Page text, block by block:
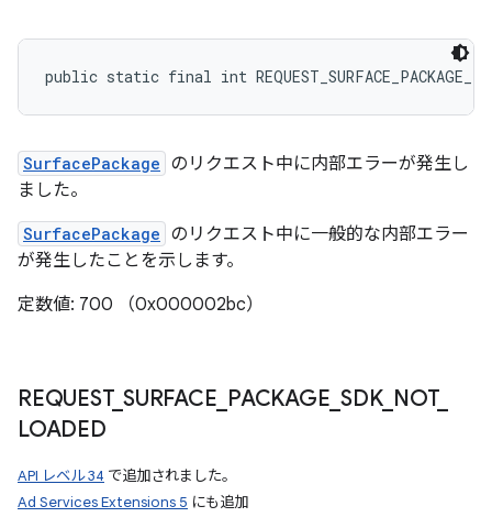
public static final int
SurfacePackage のリクエスト中に内部エラーが発生し
ました。
SurfacePackage のリクエスト中に一般的な内部エラー
が発生したことを示します。
定数値: 700 （0x000002bc）
REQUEST_ SURFACE PACKAGE SDK_ NOT_
LOADED
API レベル 34 で追加されました。
Ad Services Extensions 5 にも追加